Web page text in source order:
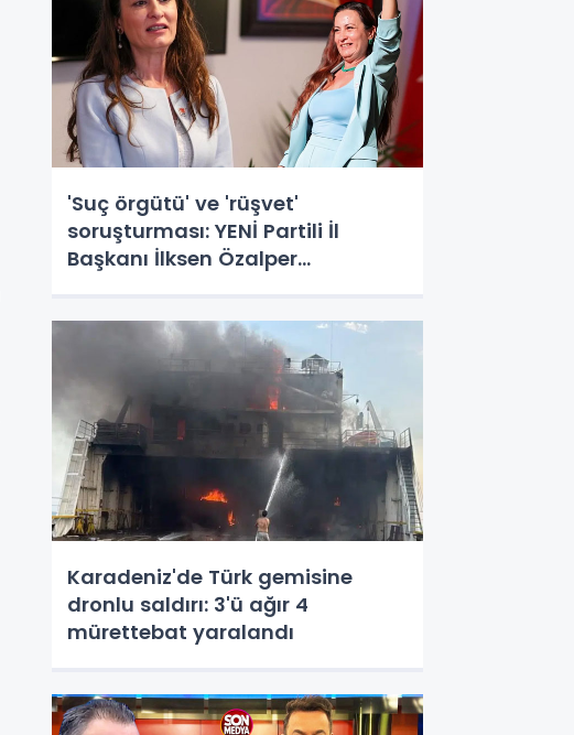
'Suç örgütü' ve 'rüşvet'
soruşturması: YENİ Partili İl
Başkanı İlksen Özalper
Karadeniz'de Türk gemisine
dronlu saldırı: 3'ü ağır 4
mürettebat yaralandı